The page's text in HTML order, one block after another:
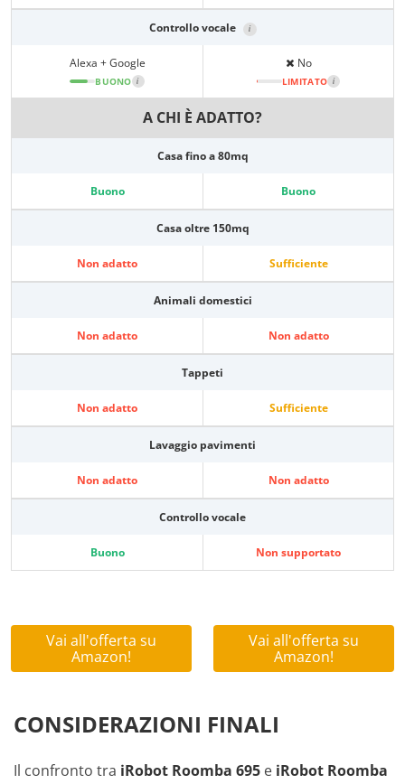
Controllo vocale i
Alexa + Google
BUONO i
No
LIMITATO i
A CHI È ADATTO?
Casa fino a 80mq
Buono Buono
Casa oltre 150mq
Non adatto Sufficiente
Animali domestici
Non adatto Non adatto
Tappeti
Non adatto Sufficiente
Lavaggio pavimenti
Non adatto Non adatto
Controllo vocale
Buono Non supportato
Vai all'offerta su
Amazon!
Vai all'offerta su
Amazon!
CONSIDERAZIONI FINALI
Il confronto tra iRobot Roomba 695 e iRobot Roomba